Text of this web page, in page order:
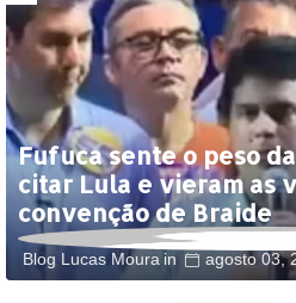
Fufuca sente o peso
citar Lula e vieram as
convenção de Braide
Blog Lucas Moura agosto 03,